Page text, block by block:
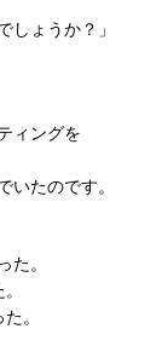
しょうか？」
ィングを
いたのです。
た。
。